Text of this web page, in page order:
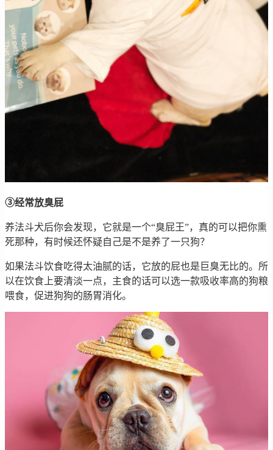
③经常放臭屁
养法斗犬后你会发现，它就是一个“臭屁王”，真的可以把你熏
死那种，有时候还怀疑自己是不是养了一只狗？
如果法斗饮食吃得太油腻的话，它放的屁也是巨臭无比的。所
以在饮食上要清淡一点，主食的话可以选一款吸收率高的狗粮
喂食，促进狗狗的肠胃消化。